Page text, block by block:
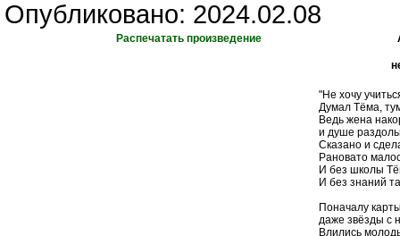
Опубликовано: 2024.02.08
Распечатать произведение
"Не хочу
Думал Тёма,
Ведь жена
и душе
Сказано и
Рановато
И без школы
И без знаний
Поначалу
даже звёзды с
Влились